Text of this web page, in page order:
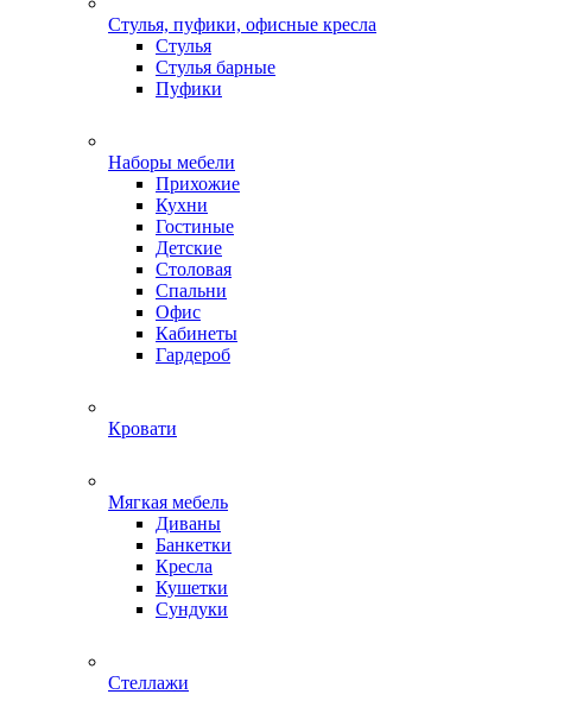
Стулья, пуфики, офисные кресла
Стулья
Стулья барные
Пуфики
Наборы мебели
Прихожие
Кухни
Гостиные
Детские
Столовая
Спальни
Офис
Кабинеты
Гардероб
Кровати
Мягкая мебель
Диваны
Банкетки
Кресла
Кушетки
Сундуки
Стеллажи